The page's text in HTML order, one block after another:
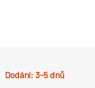
3-5 dnů